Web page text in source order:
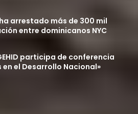
arrestado más de 300 mil
entre dominicanos NYC
participa de conferencia
en el Desarrollo Nacional»